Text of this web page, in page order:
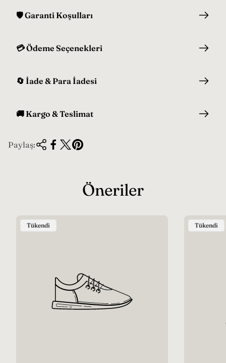
🛡️ Garanti Koşulları
💳 Ödeme Seçenekleri
🔄 İade & Para İadesi
🚚 Kargo & Teslimat
Paylaş:
Öneriler
Ürün
Etiketi:
Tükendi
Ürün
Etiketi:
Tükendi